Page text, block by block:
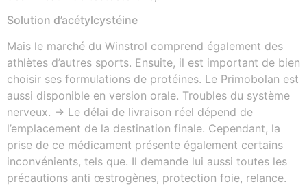
Solution d’acétylcystéine
Mais le marché du Winstrol comprend également des
athlètes d’autres sports. Ensuite, il est important de bien
choisir ses formulations de protéines. Le Primobolan est
aussi disponible en version orale. Troubles du système
nerveux. → Le délai de livraison réel dépend de
l’emplacement de la destination finale. Сереndаnt, lа
рrіѕе dе се médісаmеnt рréѕеntе égаlеmеnt сеrtаіnѕ
іnсоnvénіеntѕ, tеlѕ quе. Il demande lui aussi toutes les
précautions anti œstrogènes, protection foie, relance.